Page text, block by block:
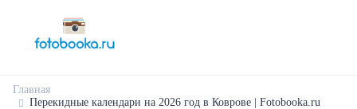
Главная
Перекидные календари на 2026 год в Коврове | Fotobooka.ru